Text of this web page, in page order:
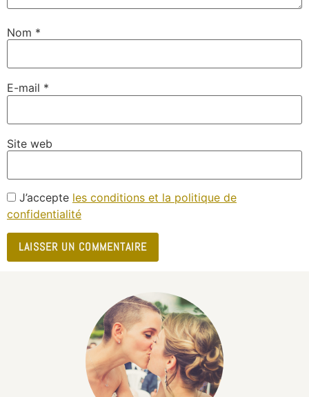
Nom *
E-mail *
Site web
J’accepte les conditions et la politique de
confidentialité